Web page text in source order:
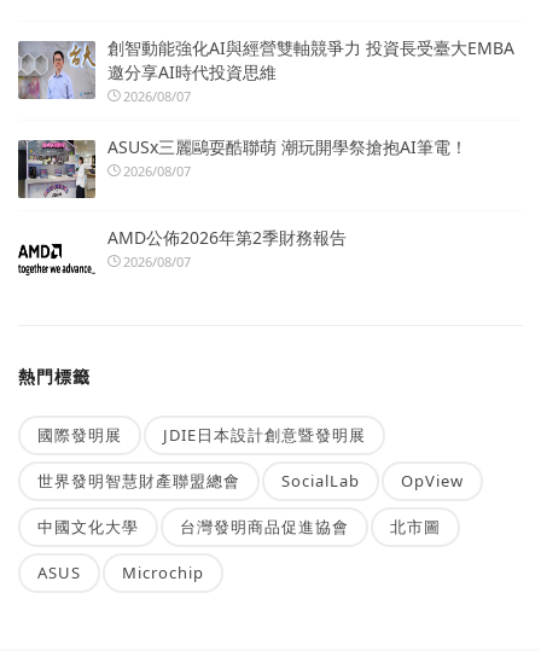
創智動能強化AI與經營雙軸競爭力 投資長受臺大EMBA
邀分享AI時代投資思維
2026/08/07
ASUSx三麗鷗耍酷聯萌 潮玩開學祭搶抱AI筆電！
2026/08/07
AMD公佈2026年第2季財務報告
2026/08/07
熱門標籤
國際發明展 JDIE日本設計創意暨發明展
世界發明智慧財產聯盟總會 SocialLab OpView
中國文化大學 台灣發明商品促進協會 北市圖
ASUS Microchip